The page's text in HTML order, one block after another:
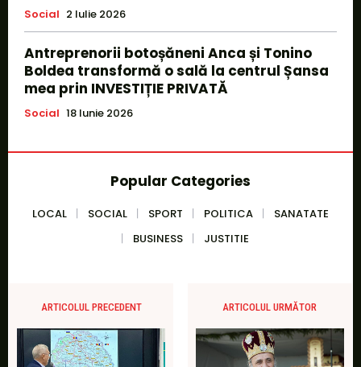
Social 2 Iulie 2026
Antreprenorii botoșăneni Anca și Tonino
Boldea transformă o sală la centrul Șansa
mea prin INVESTIȚIE PRIVATĂ
Social 18 Iunie 2026
Popular Categories
LOCAL SOCIAL SPORT POLITICA
SANATATE
BUSINESS
JUSTITIE
ARTICOLUL PRECEDENT ARTICOLUL URMĂTOR